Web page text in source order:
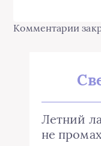
Комментарии
Летний
не